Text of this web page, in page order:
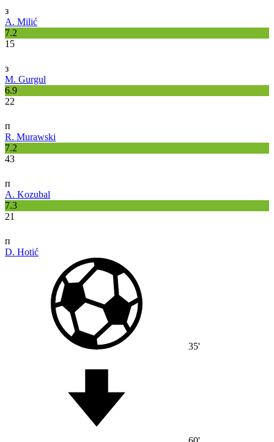
з
A. Milić
7.2
15
з
M. Gurgul
6.9
22
п
R. Murawski
7.2
43
п
A. Kozubal
7.3
21
п
D. Hotić
35'